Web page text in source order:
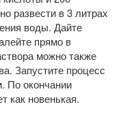
развести в 3 литрах
воды. Дайте
прямо в
можно также
Запустите процесс
По окончании
как новенькая.